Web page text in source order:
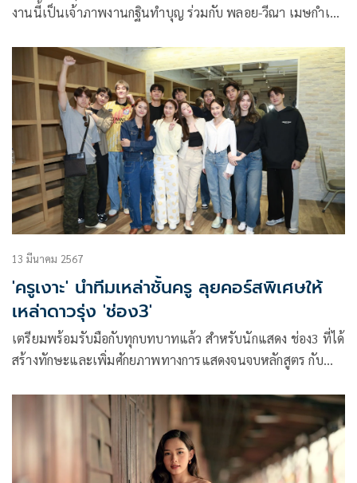
งานนี้เป็นเจ้าภาพงานกฐินทำบุญ ร่วมกับ พลอย-วีณา เมษกำเห
เนียร์ กาจบัณฑิต, แชมป์ ชนาธิป, สมิธ ภาสวิชญ์, เฟริสท์ ภารา
ดา และ น้ำฟ้า ธัญญภัสร์
13 มีนาคม 2567
'ครูเงาะ' นำทีมเหล่าชั้นครู ลุยคอร์สพิเศษให้
เหล่าดาวรุ่ง 'ช่อง3'
เตรียมพร้อมรับมือกับทุกบทบาทแล้ว สำหรับนักแสดง ช่อง3 ที่ได้
สร้างทักษะและเพิ่มศักยภาพทางการแสดงจนจบหลักสูตร กับ
ศักยภาพและครูสอนการแสดงมืออาชีพ นำทีมโดย ครูเงาะ-รส
สุคนธ์ กองเกตุ, ครูลูกแก้ว วริศรา, ครูหม่อน ณัฐชา และ ครูปั๊บ
โปะ ภูรินทร์ ร่วมกันส่งพลังบวกให้ความรู้แน่นเปี๊ยะ 6 วันเต็ม